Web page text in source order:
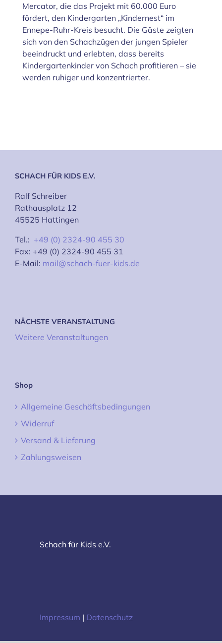
Mercator, die das Projekt mit 60.000 Euro
fördert, den Kindergarten „Kindernest“ im
Ennepe-Ruhr-Kreis besucht. Die Gäste zeigten
sich von den Schachzügen der jungen Spieler
beeindruckt und erlebten, dass bereits
Kindergartenkinder von Schach profitieren – sie
werden ruhiger und konzentrierter.
SCHACH FÜR KIDS E.V.
Ralf Schreiber
Rathausplatz 12
45525 Hattingen
Tel.: +49 (0) 2324-90 455 30
Fax: +49 (0) 2324-90 455 31
E-Mail: mail@schach-fuer-kids.de
NÄCHSTE VERANSTALTUNG
Weitere Veranstaltungen
Shop
Allgemeine Geschäftsbedingungen
Widerruf
Versand & Lieferung
Zahlungsweisen
Schach für Kids e.V.
Impressum | Datenschutz